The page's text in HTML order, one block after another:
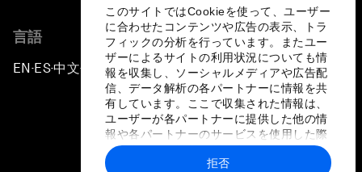
このサイトではCookieを使って、ユーザー
に合わせたコンテンツや広告の表示、トラ
フィックの分析を行っています。またユー
ザーによるサイトの利用状況についても情
報を収集し、ソーシャルメディアや広告配
信、データ解析の各パートナーに情報を共
有しています。ここで収集された情報は、
ユーザーが各パートナーに提供した他の情
報や各パートナーのサービスを使用した際
に収集された情報と組み合わされ、各パー
トナーによって使用されることがありま
拒否
言語
EN ▪ ES▪中文▪ 日本語